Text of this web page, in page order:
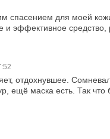
спасением для моей
и эффективное
отдохнувшее.
ещё маска есть. Так что